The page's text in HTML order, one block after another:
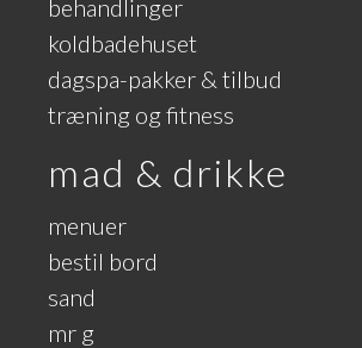
behandlinger
koldbadehuset
dagspa-pakker & tilbud
træning og fitness
mad & drikke
menuer
bestil bord
sand
mr g